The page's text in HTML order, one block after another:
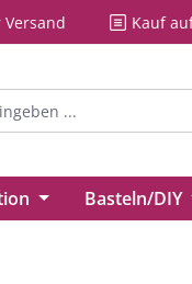
Kauf
Basteln/DIY